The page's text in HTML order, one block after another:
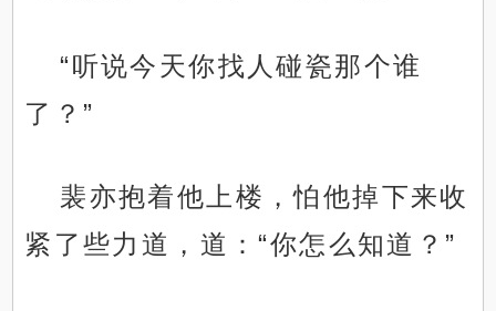
“听说今天你找人碰瓷那个谁
了？”
裴亦抱着他上楼，怕他掉下来收
紧了些力道，道：“你怎么知道？”